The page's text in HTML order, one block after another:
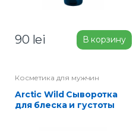
90 lei В корзину
Косметика для мужчин
Arctic Wild Сыворотка
для блеска и густоты